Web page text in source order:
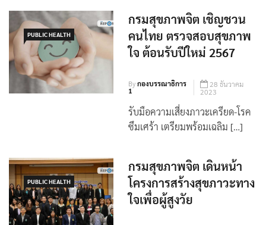
PUBLIC HEALTH
กรมสุขภาพจิต เชิญชวน
คนไทย ตรวจสอบสุขภาพ
ใจ ต้อนรับปีใหม่ 2567
Byกองบรรณาธิการ
1
28 ธันวาคม
2023
รับมือความเสี่ยงภาวะเครียด-โรค
ซึมเศร้า เตรียมพร้อมเฉลิม […]
PUBLIC HEALTH
กรมสุขภาพจิต เดินหน้า
โครงการสร้างสุขภาวะทาง
ใจเพื่อผู้สูงวัย